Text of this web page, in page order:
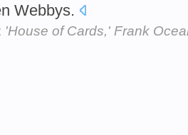
Webbys.
'House of Cards,' Frank